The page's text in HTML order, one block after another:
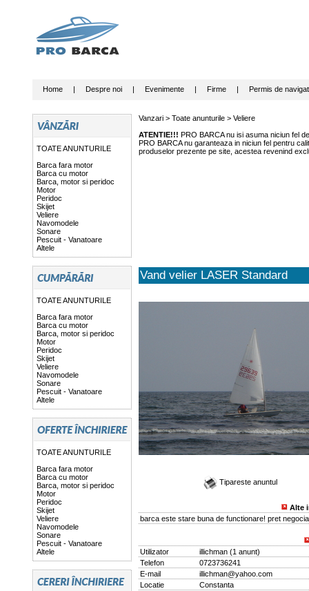
Home| Despre noi| Evenimente| Firme| Permis de
TOATE ANUNTURILE
Barca fara motor
Barca cu motor
Barca, motor si peridoc
Motor
Peridoc
Skijet
Veliere
Navomodele
Sonare
Pescuit - Vanatoare
Altele
TOATE ANUNTURILE
Barca fara motor
Barca cu motor
Barca, motor si peridoc
Motor
Peridoc
Skijet
Veliere
Navomodele
Sonare
Pescuit - Vanatoare
Altele
TOATE ANUNTURILE
Barca fara motor
Barca cu motor
Barca, motor si peridoc
Motor
Peridoc
Skijet
Veliere
Navomodele
Sonare
Pescuit - Vanatoare
Altele
Vanzari > Toate anunturile> Veliere
ATENTIE!!! PRO BARCA nu isi asuma niciun fel
PRO BARCA nu garanteaza in niciun fel pentru
produselor prezente pe site, acestea revenind
Vand velier LASER Standard
Tipareste anuntul
Alte
barca este stare buna de functionare! pret
Utilizator illichman(1 anunt)
Telefon
0723736241
E-mail
illichman@yahoo.com
Locatie
Constanta